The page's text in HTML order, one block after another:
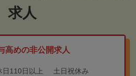
求人
高めの非公開求人
日110日以上 土日祝休み